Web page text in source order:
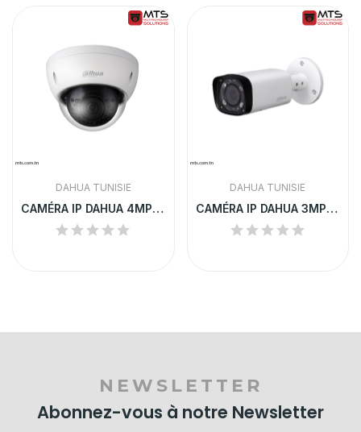
DAHUA TUNISIE
CAMÉRA IP DAHUA 4MP DÔME EXTÉRIEURE |...
DAHUA TUNISIE
CAMÉRA IP DAHUA 3MP VARIFOCALE EXTÉRIEURE POE |...
NEWSLETTER
Abonnez-vous à notre Newsletter